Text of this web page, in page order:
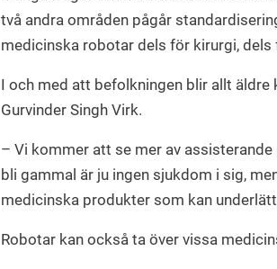
två andra områden pågår
medicinska robotar dels för kirurgi, dels
I och med att befolkningen blir allt
Gurvinder Singh Virk.
– Vi kommer att se mer av
bli gammal är ju ingen sjukdom i sig,
medicinska produkter som kan
Robotar kan också ta över vissa